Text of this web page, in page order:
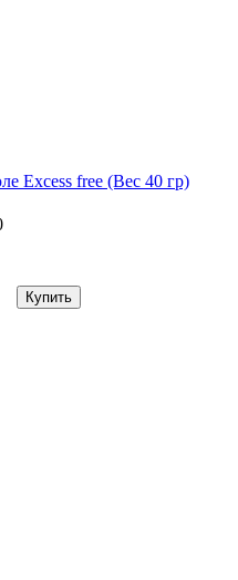
Excess free (Вес 40 гр)
Купить